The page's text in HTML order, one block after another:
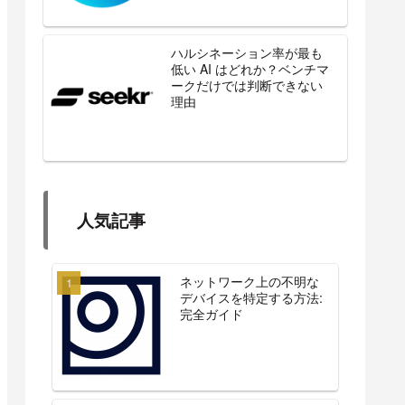
ハルシネーション率が最も
低い AI はどれか？ベンチマ
ークだけでは判断できない
理由
人気記事
ネットワーク上の不明な
デバイスを特定する方法:
完全ガイド